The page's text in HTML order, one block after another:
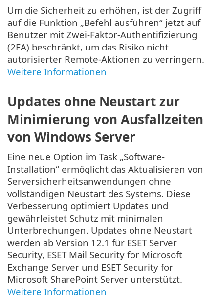
Um die Sicherheit zu erhöhen, ist der Zugriff
auf die Funktion „Befehl ausführen“ jetzt auf
Benutzer mit Zwei-Faktor-Authentifizierung
(2FA) beschränkt, um das Risiko nicht
autorisierter Remote-Aktionen zu verringern.
Weitere Informationen
Updates ohne Neustart zur
Minimierung von Ausfallzeiten
von Windows Server
Eine neue Option im Task „Software-
Installation“ ermöglicht das Aktualisieren von
Serversicherheitsanwendungen ohne
vollständigen Neustart des Systems. Diese
Verbesserung optimiert Updates und
gewährleistet Schutz mit minimalen
Unterbrechungen. Updates ohne Neustart
werden ab Version 12.1 für ESET Server
Security, ESET Mail Security for Microsoft
Exchange Server und ESET Security for
Microsoft SharePoint Server unterstützt.
Weitere Informationen